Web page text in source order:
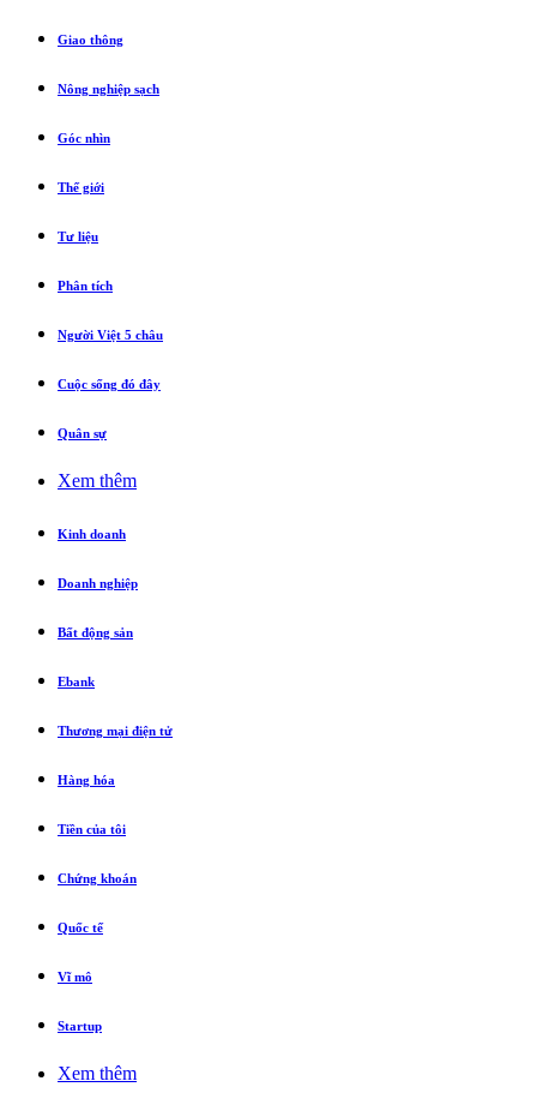
Giao thông
Nông nghiệp sạch
Góc nhìn
Thế giới
Tư liệu
Phân tích
Người Việt 5 châu
Cuộc sống đó đây
Quân sự
Xem thêm
Kinh doanh
Doanh nghiệp
Bất động sản
Ebank
Thương mại điện tử
Hàng hóa
Tiền của tôi
Chứng khoán
Quốc tế
Vĩ mô
Startup
Xem thêm